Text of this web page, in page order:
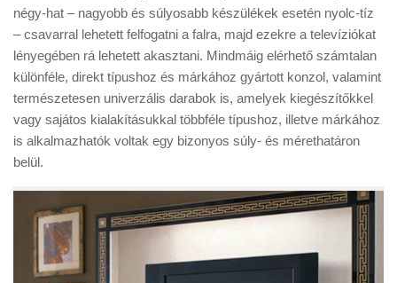
négy-hat – nagyobb és súlyosabb készülékek esetén nyolc-tíz
– csavarral lehetett felfogatni a falra, majd ezekre a televíziókat
lényegében rá lehetett akasztani. Mindmáig elérhető számtalan
különféle, direkt típushoz és márkához gyártott konzol, valamint
természetesen univerzális darabok is, amelyek kiegészítőkkel
vagy sajátos kialakításukkal többféle típushoz, illetve márkához
is alkalmazhatók voltak egy bizonyos súly- és mérethatáron
belül.